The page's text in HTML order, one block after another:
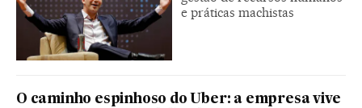
e práticas machistas
O caminho espinhoso do Uber: a empresa vive